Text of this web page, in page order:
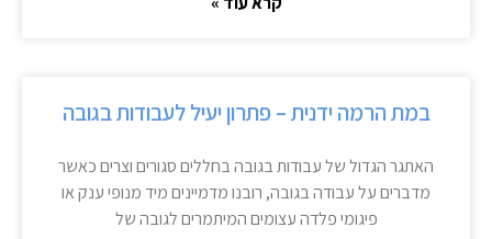
במת הרמה ידנית – פתרון יעיל לעבודות בגובה
האתגר הגדול של עבודות בגובה בחללים סגורים וצרים כאשר
מדברים על עבודה בגובה, רובנו מדמיינים מיד מנופי ענק או
פיגומי פלדה עצומים המיתמרים לגובה של